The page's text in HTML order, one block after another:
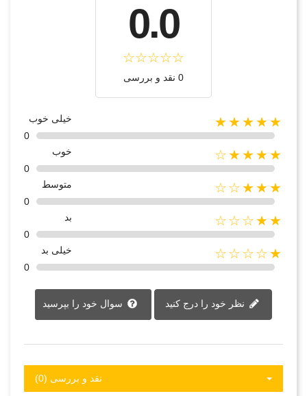
0.0
0 نقد و بررسی
★★★★★
خیلی خوب
0
★★★★☆
خوب
0
★★★☆☆
متوسط
0
★★☆☆☆
بد
0
★☆☆☆☆
خیلی بد
0
سوال خود را بپرسید
نقد و بررسی‌‌ (0)